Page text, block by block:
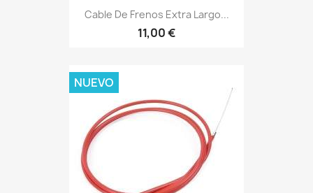
Cable De Frenos Extra Largo...
11,00 €
NUEVO